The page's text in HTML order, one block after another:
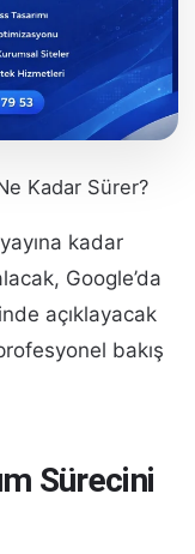
Kadar Sürer?
kadar
Google’da
açıklayacak
bakış
Sürecini